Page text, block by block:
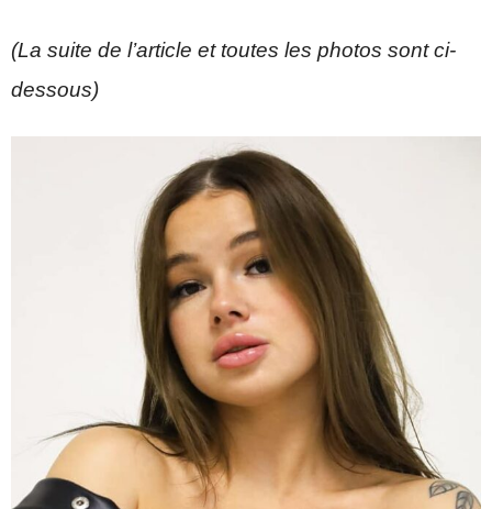
(La suite de l’article et toutes les photos sont ci-
dessous)